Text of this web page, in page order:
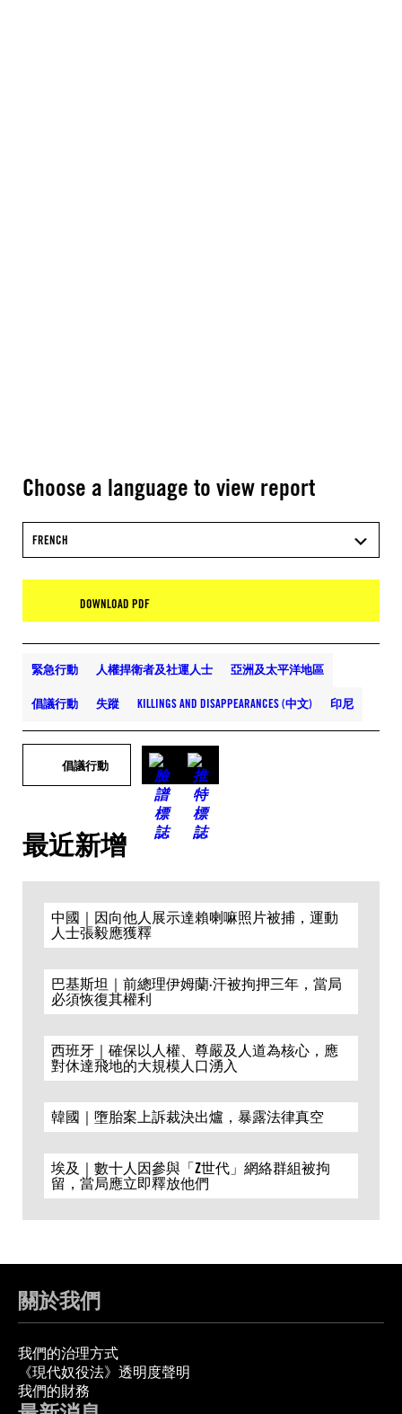
Choose a language to view report
FRENCH
DOWNLOAD PDF
緊急行動 人權捍衛者及社運人士 亞洲及太平洋地區
倡議行動 失蹤 KILLINGS AND DISAPPEARANCES (中文) 印尼
倡議行動
最近新增
中國｜因向他人展示達賴喇嘛照片被捕，運動
人士張毅應獲釋
巴基斯坦｜前總理伊姆蘭·汗被拘押三年，當局
必須恢復其權利
西班牙｜確保以人權、尊嚴及人道為核心，應
對休達飛地的大規模人口湧入
韓國｜墮胎案上訴裁決出爐，暴露法律真空
埃及｜數十人因參與「Z世代」網絡群組被拘
留，當局應立即釋放他們
關於我們
我們的治理方式
《現代奴役法》透明度聲明
我們的財務